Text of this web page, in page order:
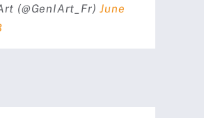
(@GenIArt_Fr)June